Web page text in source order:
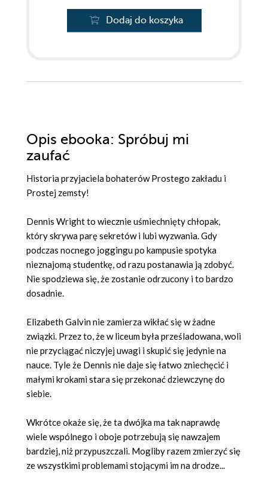
Dodaj do koszyka
Opis ebooka: Spróbuj mi
zaufać
Historia przyjaciela bohaterów Prostego zakładu i
Prostej zemsty!
Dennis Wright to wiecznie uśmiechnięty chłopak,
który skrywa parę sekretów i lubi wyzwania. Gdy
podczas nocnego joggingu po kampusie spotyka
nieznajomą studentkę, od razu postanawia ją zdobyć.
Nie spodziewa się, że zostanie odrzucony i to bardzo
dosadnie.
Elizabeth Galvin nie zamierza wikłać się w żadne
związki. Przez to, że w liceum była prześladowana, woli
nie przyciągać niczyjej uwagi i skupić się jedynie na
nauce. Tyle że Dennis nie daje się łatwo zniechęcić i
małymi krokami stara się przekonać dziewczynę do
siebie.
Wkrótce okaże się, że ta dwójka ma tak naprawdę
wiele wspólnego i oboje potrzebują się nawzajem
bardziej, niż przypuszczali. Mogliby razem zmierzyć się
ze wszystkimi problemami stojącymi im na drodze...